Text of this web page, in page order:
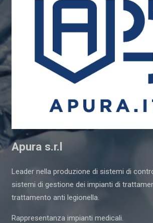
Apura s.r.l
Leader nella produzione di sistemi di
sistemi di gestione dei impianti di
trattamento anti legionella.
Rappresentanza impianti medicali.